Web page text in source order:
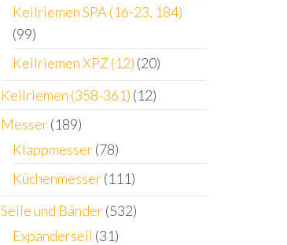
Keilriemen SPA (16-23, 184)
(99)
Keilriemen XPZ (12) (20)
Keilriemen (358-361) (12)
Messer (189)
Klappmesser (78)
Küchenmesser (111)
Seile und Bänder (532)
Expanderseil (31)